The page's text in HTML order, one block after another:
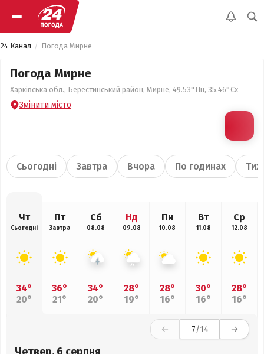
24 Канал Погода Мирне
Погода Мирне
Харківська обл., Берестинський район, Мирне, 49.53°Пн, 35.46°Сх
Змінити місто
Сьогодні Завтра Вчора По годинах
Чт
Сьогодні
34°
20°
Пт
Завтра
36°
21°
Сб
08.08
34°
20°
Нд
09.08
28°
19°
Пн
10.08
28°
16°
Вт
11.08
30°
16°
Ср
12.08
28°
16°
7/14